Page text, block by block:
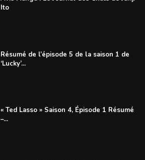
Ito
Résumé de l’épisode 5 de la saison 1 de
‘Lucky’...
« Ted Lasso » Saison 4, Épisode 1 Résumé
–...